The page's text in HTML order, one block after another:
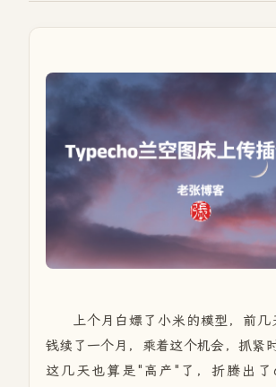
上个月白嫖了小米的模型，前几
钱续了一个月，乘着这个机会，抓紧
这几天也算是"高产"了，折腾出了